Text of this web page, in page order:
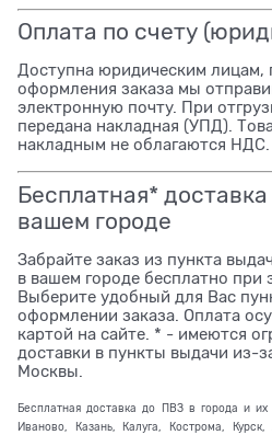
Оплата по счету
Доступна юридическим лицам,
оформления заказа мы
электронную почту. При
передана накладная (УПД).
накладным не облагаются НДС.
Бесплатная*
вашем городе
Забрайте заказ из пункта
в вашем городе бесплатно при
Выберите удобный для Вас
оформлении заказа. Оплата
картой на сайте. * - имеются
доставки в пункты выдачи из-
Москвы.
Бесплатная доставка до ПВЗ в города и
Иваново, Казань, Калуга, Кострома,